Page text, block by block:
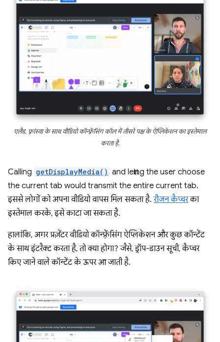
एलैड, फ़्रांस्वा के साथ वीडियो कॉन्फ़्रेंसिंग कॉल में तीसरे पक्ष के ऐप्लिकेशन का इस्तेमाल
करता है.
Calling getDisplayMedia() and letting the user choose
the current tab would transmit the entire current tab.
इससे लोगों को अपना वीडियो वापस मिल सकता है.रीजन कैप्चरका
इस्तेमाल करके, इसे काटा जा सकता है.
हालांकि, अगर प्रज़ेंटर वीडियो कॉन्फ़्रेंसिंग ऐप्लिकेशन और कुछ कॉन्टेंट
के साथ इंटरैक्ट करता है, तो क्या होगा? जैसे, ड्रॉप-डाउन सूची, कैप्चर
किए जाने वाले कॉन्टेंट के ऊपर आ जाती है.